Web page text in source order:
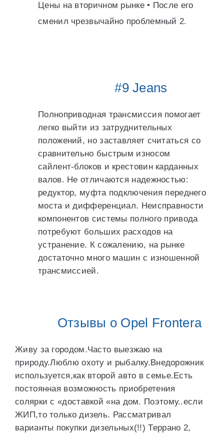
Цены на вторичном рынке • После его
сменил чрезвычайно проблемный 2.
#9 Jeans
Полноприводная трансмиссия помогает
легко выйти из затруднительных
положений, но заставляет считаться со
сравнительно быстрым износом
сайлент-блоков и крестовин карданных
валов. Не отличаются надежностью:
редуктор, муфта подключения переднего
моста и дифференциал. Неисправности
компонентов системы полного привода
потребуют больших расходов на
устранение. К сожалению, на рынке
достаточно много машин с изношенной
трансмиссией.
Отзывы о Opel Frontera
Живу за городом.Часто выезжаю на
природу.Люблю охоту и рыбалку.Внедорожник
используется,как второй авто в семье.Есть
постоянная возможность приобретения
солярки с «доставкой «на дом. Поэтому..если
ЖИП,то только дизель. Рассматривал
варианты покупки дизельных(!!) Террано 2,